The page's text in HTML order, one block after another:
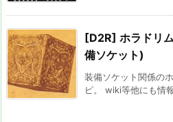
[D2R] ホラドリ
備ソケット)
装備ソケット関係の
ピ。 wiki等他にも情